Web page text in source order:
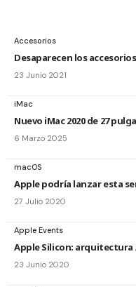
Accesorios
Desaparecen los
23 Junio 2021
iMac
Nuevo iMac 2020 de 27
6 Marzo 2025
macOS
Apple podría lanzar esta
27 Julio 2020
Apple Events
Apple Silicon: arquitectura
23 Junio 2020